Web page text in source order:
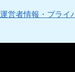
運営者情報・プライ